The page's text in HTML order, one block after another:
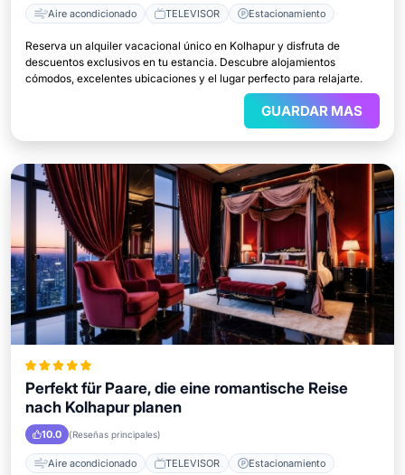
Aire acondicionado TELEVISOR Estacionamiento
Reserva un alquiler vacacional único en Kolhapur y disfruta de
descuentos exclusivos en tu estancia. Descubre alojamientos
cómodos, excelentes ubicaciones y el lugar perfecto para relajarte.
GUARDAR MAS
Perfekt für Paare, die eine romantische Reise
nach Kolhapur planen
10.0 (Reseñas principales)
Aire acondicionado TELEVISOR Estacionamiento